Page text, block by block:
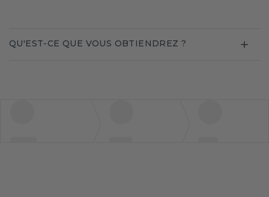
QU'EST-CE QUE VOUS OBTIENDREZ ?